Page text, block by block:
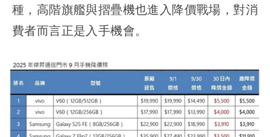
種，高階旗艦與摺疊機也進入降價戰場，對消
費者而言正是入手機會。